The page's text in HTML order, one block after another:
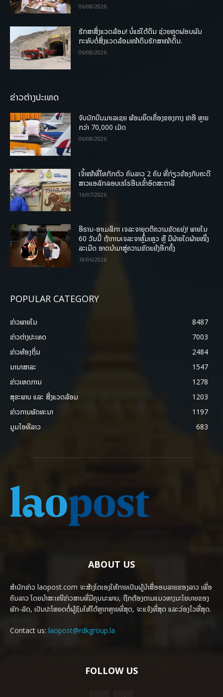
06/08/2026
ຮັກສາສິ່ງແວດລ້ອມ! ບໍ່ແຮ່ໃຕ້ດິນ ຊ່ວຍຫຼຸດຜ່ອນຜົນ
ກະທົບຕໍ່ສິ່ງແວດລ້ອມໜ້າດິນຮັກສາໜ້າດິນ.
06/08/2026
ຂ່າວຕ່າງປະເທດ
ຈັບນັກບິນມາເລເຊຍ ພ້ອມຍຶດເຄື່ອງຂອງກາງ ຢາອີ ຫຼາຍ
ກວ່າ 70,000 ເມັດ
06/08/2026
ເຈົ້າໜ້າທີ່ໄທກັກຕົວ ຄົນລາວ 2 ຄົນ ທີ່ກ່ຽວຂ້ອງກັບຄະດີ
ສາວແອລັກລອບເຮໂຣອີນເຂົ້າອົດສະຕາລີ
16/07/2026
ອີຣານ-ອາເມລິກາ ເຈລະຈາຍຸດຕິຄວາມຂັດແຍ່ງ! ພາຍໃນ
60 ວັນນີ້ ຖ້າການເຈລະຈາຫຼົ້ມເຫຼວ ຫຼື ມີຝ່າຍໃດຝ່າຍໜຶ່ງ
ລະເມີດ ອາດນໍາມາສູ່ຄວາມຂັດແຍ້ງອີກຄັ້ງ
18/06/2026
POPULAR CATEGORY
ຂ່າວພາຍ​ໃນ
8487
ຂ່າວຕ່າງປະເທດ
7003
ຂ່າວທ້ອງຖິ່ນ
2484
ນານາສາລະ
1547
ຂ່າວເຫດການ
1278
ສຸຂະພາບ ແລະ ສີ່ງແວດລ້ອມ
1203
ຂ່າວການພັດທະນາ
1197
ມູມໄອທີລາວ
683
ABOUT US
ສຳນັກຂ່າວ laopost.com ຈະສ້າງໂຕເອງໃຫ້ກາຍເປັນຜູ້ນຳສື່ອອນລາຍຂອງລາວ ເພື່ອ
ຄົນລາວ ໂດຍນຳສະເໜີຂ່າວສານທີ່ມີຄຸນນະພາບ, ຖືກຕ້ອງຕາມແນວທາງນະໂຍບາຍຂອງ
ພັກ-ລັດ, ເປັນປະໂຫຍດຕໍ່ຜູ້ຊົມໃຫ້ໄດ້ຫຼາກຫຼາຍທີ່ສຸດ, ຈະແຈ້ງທີ່ສຸດ ແລະວ່ອງໄວທີ່ສຸດ.
Contact us: laopost@rdkgroup.la
FOLLOW US